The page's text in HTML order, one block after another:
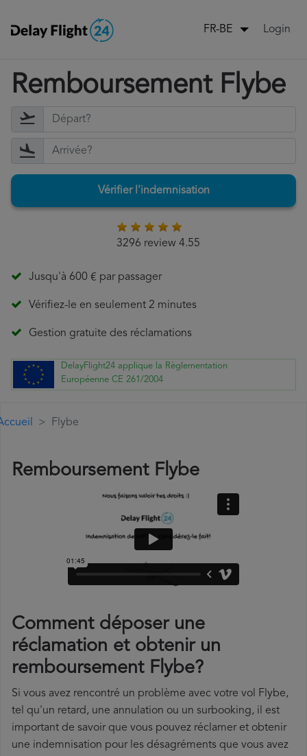
FR-BE Login
Remboursement Flybe
Vérifier l'indemnisation
3296 review 4.55
Jusqu'à 600 € par passager
Vérifiez-le en seulement 2 minutes
Gestion gratuite des réclamations
DelayFlight24 applique la Règlementation
Européenne CE 261/2004
Flybe
Remboursement Flybe
Comment déposer une
réclamation et obtenir un
remboursement Flybe?
Si vous avez rencontré un problème avec votre vol Flybe,
tel qu'un retard, une annulation ou un surbooking, il est
important de savoir que vous pouvez réclamer et obtenir
une indemnisation pour les désagréments que vous avez